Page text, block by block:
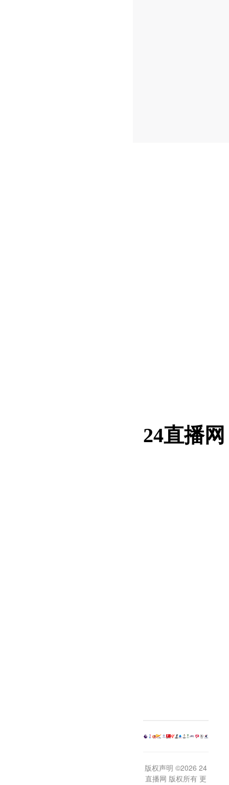
24直播网
版权声明 ©2026 24
直播网 版权所有 更